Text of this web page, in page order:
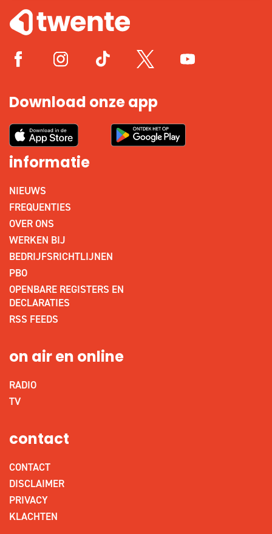
Download onze app
informatie
NIEUWS
FREQUENTIES
OVER ONS
WERKEN BIJ
BEDRIJFSRICHTLIJNEN
PBO
OPENBARE REGISTERS EN
DECLARATIES
RSS FEEDS
on air en online
RADIO
TV
contact
CONTACT
DISCLAIMER
PRIVACY
KLACHTEN